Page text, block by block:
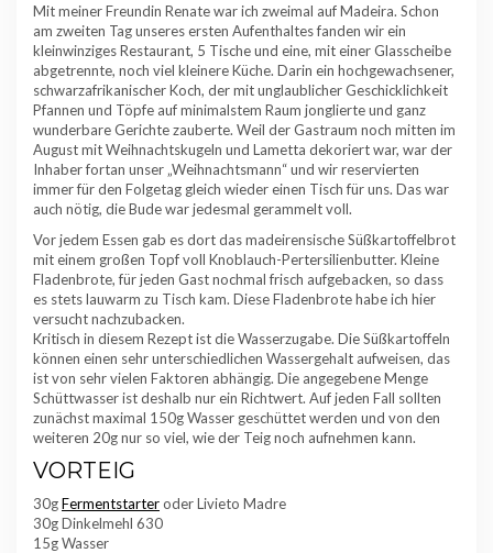
Mit meiner Freundin Renate war ich zweimal auf Madeira. Schon
am zweiten Tag unseres ersten Aufenthaltes fanden wir ein
kleinwinziges Restaurant, 5 Tische und eine, mit einer Glasscheibe
abgetrennte, noch viel kleinere Küche. Darin ein hochgewachsener,
schwarzafrikanischer Koch, der mit unglaublicher Geschicklichkeit
Pfannen und Töpfe auf minimalstem Raum jonglierte und ganz
wunderbare Gerichte zauberte. Weil der Gastraum noch mitten im
August mit Weihnachtskugeln und Lametta dekoriert war, war der
Inhaber fortan unser „Weihnachtsmann“ und wir reservierten
immer für den Folgetag gleich wieder einen Tisch für uns. Das war
auch nötig, die Bude war jedesmal gerammelt voll.
Vor jedem Essen gab es dort das madeirensische Süßkartoffelbrot
mit einem großen Topf voll Knoblauch-Pertersilienbutter. Kleine
Fladenbrote, für jeden Gast nochmal frisch aufgebacken, so dass
es stets lauwarm zu Tisch kam. Diese Fladenbrote habe ich hier
versucht nachzubacken.
Kritisch in diesem Rezept ist die Wasserzugabe. Die Süßkartoffeln
können einen sehr unterschiedlichen Wassergehalt aufweisen, das
ist von sehr vielen Faktoren abhängig. Die angegebene Menge
Schüttwasser ist deshalb nur ein Richtwert. Auf jeden Fall sollten
zunächst maximal 150g Wasser geschüttet werden und von den
weiteren 20g nur so viel, wie der Teig noch aufnehmen kann.
VORTEIG
30gFermentstarteroder Livieto Madre
30g Dinkelmehl 630
15g Wasser